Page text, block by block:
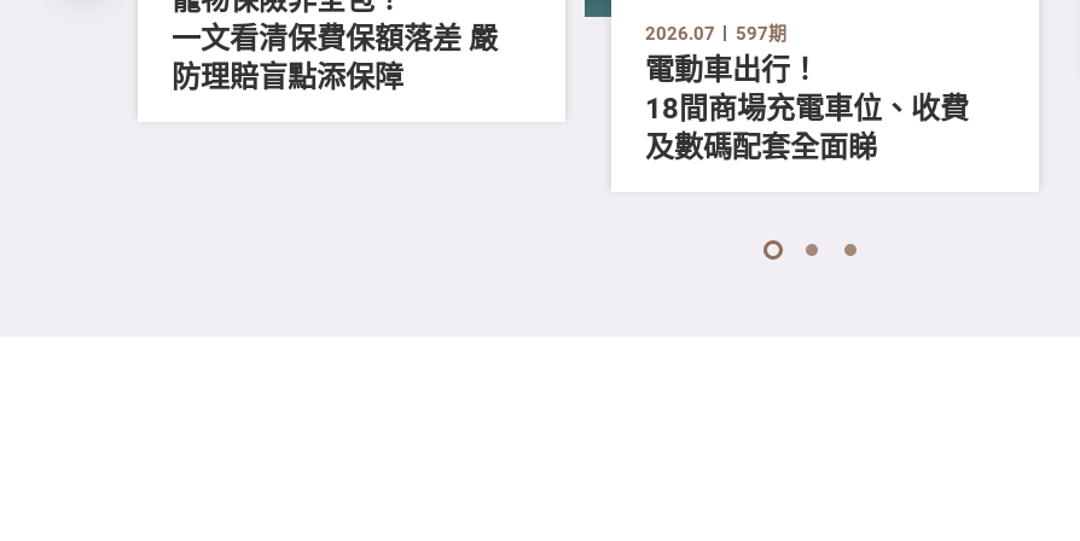
一文看清保費保額落差 嚴
防理賠盲點添保障
2026.07 597期
電動車出行！
18間商場充電車位、收費
及數碼配套全面睇
1 2 3